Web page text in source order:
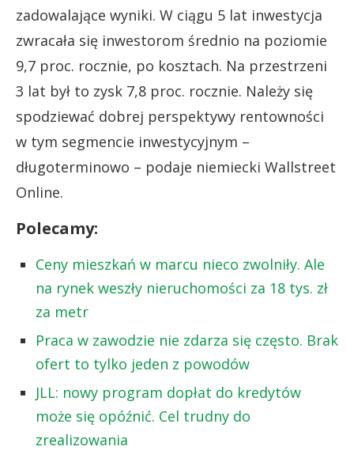
zadowalające wyniki. W ciągu 5 lat inwestycja
zwracała się inwestorom średnio na poziomie
9,7 proc. rocznie, po kosztach. Na przestrzeni
3 lat był to zysk 7,8 proc. rocznie. Należy się
spodziewać dobrej perspektywy rentowności
w tym segmencie inwestycyjnym –
długoterminowo – podaje niemiecki Wallstreet
Online.
Polecamy:
Ceny mieszkań w marcu nieco zwolniły. Ale
na rynek weszły nieruchomości za 18 tys. zł
za metr
Praca w zawodzie nie zdarza się często. Brak
ofert to tylko jeden z powodów
JLL: nowy program dopłat do kredytów
może się opóźnić. Cel trudny do
zrealizowania